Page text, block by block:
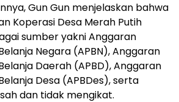
Gun Gun menjelaskan bahwa
Koperasi Desa Merah Putih
sumber yakni Anggaran
Negara (APBN), Anggaran
Daerah (APBD), Anggaran
Desa (APBDes), serta
dan tidak mengikat.